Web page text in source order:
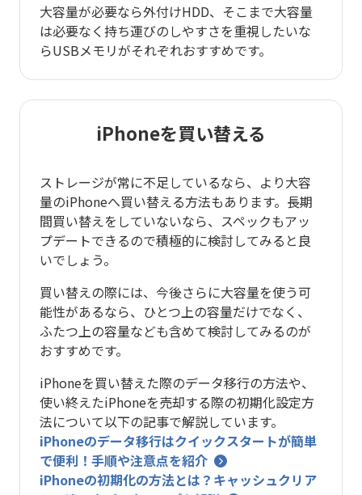
大容量が必要なら外付けHDD、そこまで大容量
は必要なく持ち運びのしやすさを重視したいな
らUSBメモリがそれぞれおすすめです。
iPhoneを買い替える
ストレージが常に不足しているなら、より大容
量のiPhoneへ買い替える方法もあります。長期
間買い替えをしていないなら、スペックもアッ
プデートできるので積極的に検討してみると良
いでしょう。
買い替えの際には、今後さらに大容量を使う可
能性があるなら、ひとつ上の容量だけでなく、
ふたつ上の容量なども含めて検討してみるのが
おすすめです。
iPhoneを買い替えた際のデータ移行の方法や、
使い終えたiPhoneを売却する際の初期化設定方
法について以下の記事で解説しています。
iPhoneのデータ移行はクイックスタートが簡単
で便利！手順や注意点を紹介
iPhoneの初期化の方法とは？キャッシュクリア